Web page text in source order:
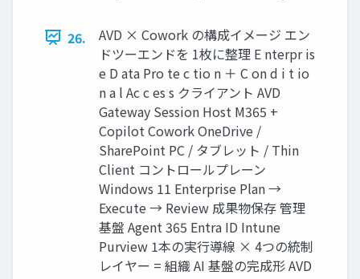
26.
AVD × Cowork の構成イメージ エン
ドツーエンドを 1枚に整理 E nterpr is
e D ata Pro te c tio n ＋ C on d i t io
n a l Ac c es s クライアント AVD
Gateway Session Host M365 +
Copilot Cowork OneDrive /
SharePoint PC / タブレット / Thin
Client コントロールプレーン
Windows 11 Enterprise Plan →
Execute → Review 成果物保存 管理
基盤 Agent 365 Entra ID Intune
Purview 1本の実行導線 × 4つの統制
レイヤー = 組織 AI 基盤の完成形 AVD